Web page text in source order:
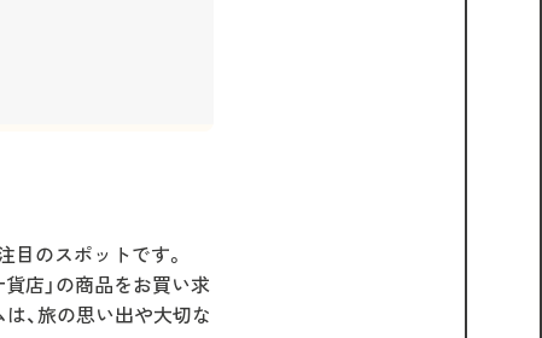
目のスポットです。
店」の商品をお買い求
、旅の思い出や大切な